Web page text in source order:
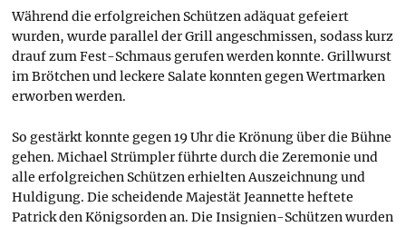
Während die erfolgreichen Schützen adäquat gefeiert
wurden, wurde parallel der Grill angeschmissen, sodass kurz
drauf zum Fest-Schmaus gerufen werden konnte. Grillwurst
im Brötchen und leckere Salate konnten gegen Wertmarken
erworben werden.
So gestärkt konnte gegen 19 Uhr die Krönung über die Bühne
gehen. Michael Strümpler führte durch die Zeremonie und
alle erfolgreichen Schützen erhielten Auszeichnung und
Huldigung. Die scheidende Majestät Jeannette heftete
Patrick den Königsorden an. Die Insignien-Schützen wurden